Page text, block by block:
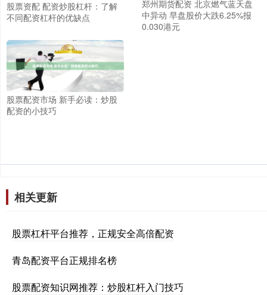
股票资配 配资炒股杠杆：了解
不同配资杠杆的优缺点
郑州期货配资 北京燃气蓝天盘
中异动 早盘股价大跌6.25%报
0.030港元
股票配资市场 新手必读：炒股
配资的小技巧
相关更新
股票杠杆平台推荐，正规安全高倍配资
青岛配资平台正规排名榜
股票配资知识网推荐：炒股杠杆入门技巧